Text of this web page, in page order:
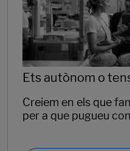
Ets autònom o
Creiem en els que
per a que pugueu